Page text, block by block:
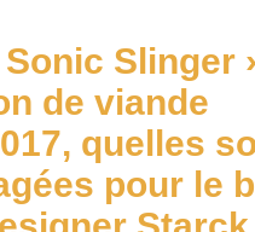
Sonic Slinger
de viande
quelles
pour le